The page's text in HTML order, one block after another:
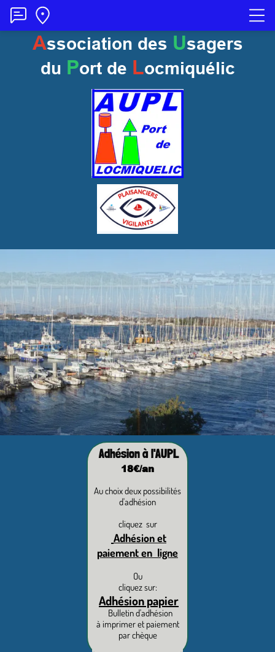
Association des Usagers
du Port de Locmiquélic
Adhésion à l'AUPL
18€/an
Au choix deux possibilités
d'adhésion
cliquez sur
Adhésion et
paiement en ligne
Ou
cliquez sur:
Adhésion papier
Bulletin d'adhésion
à imprimer et paiement
par chèque